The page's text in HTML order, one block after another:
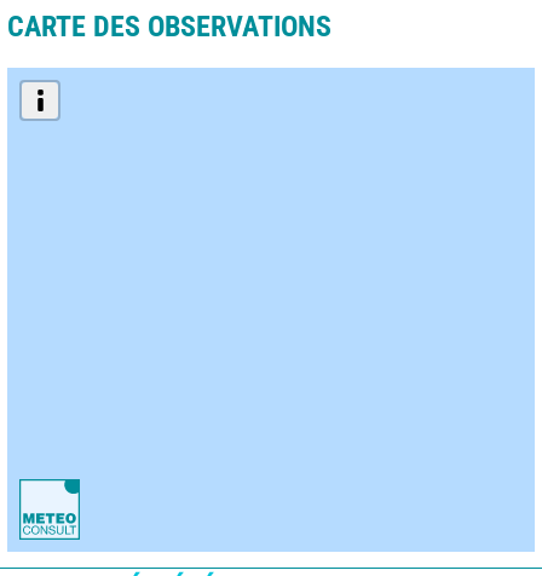
CARTE DES OBSERVATIONS